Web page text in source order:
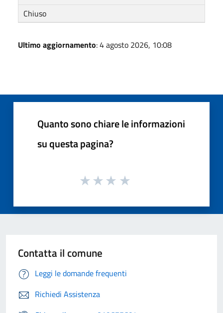
Chiuso
Ultimo aggiornamento: 4 agosto 2026, 10:08
Quanto sono chiare le informazioni
su questa pagina?
Contatta il comune
Leggi le domande frequenti
Richiedi Assistenza